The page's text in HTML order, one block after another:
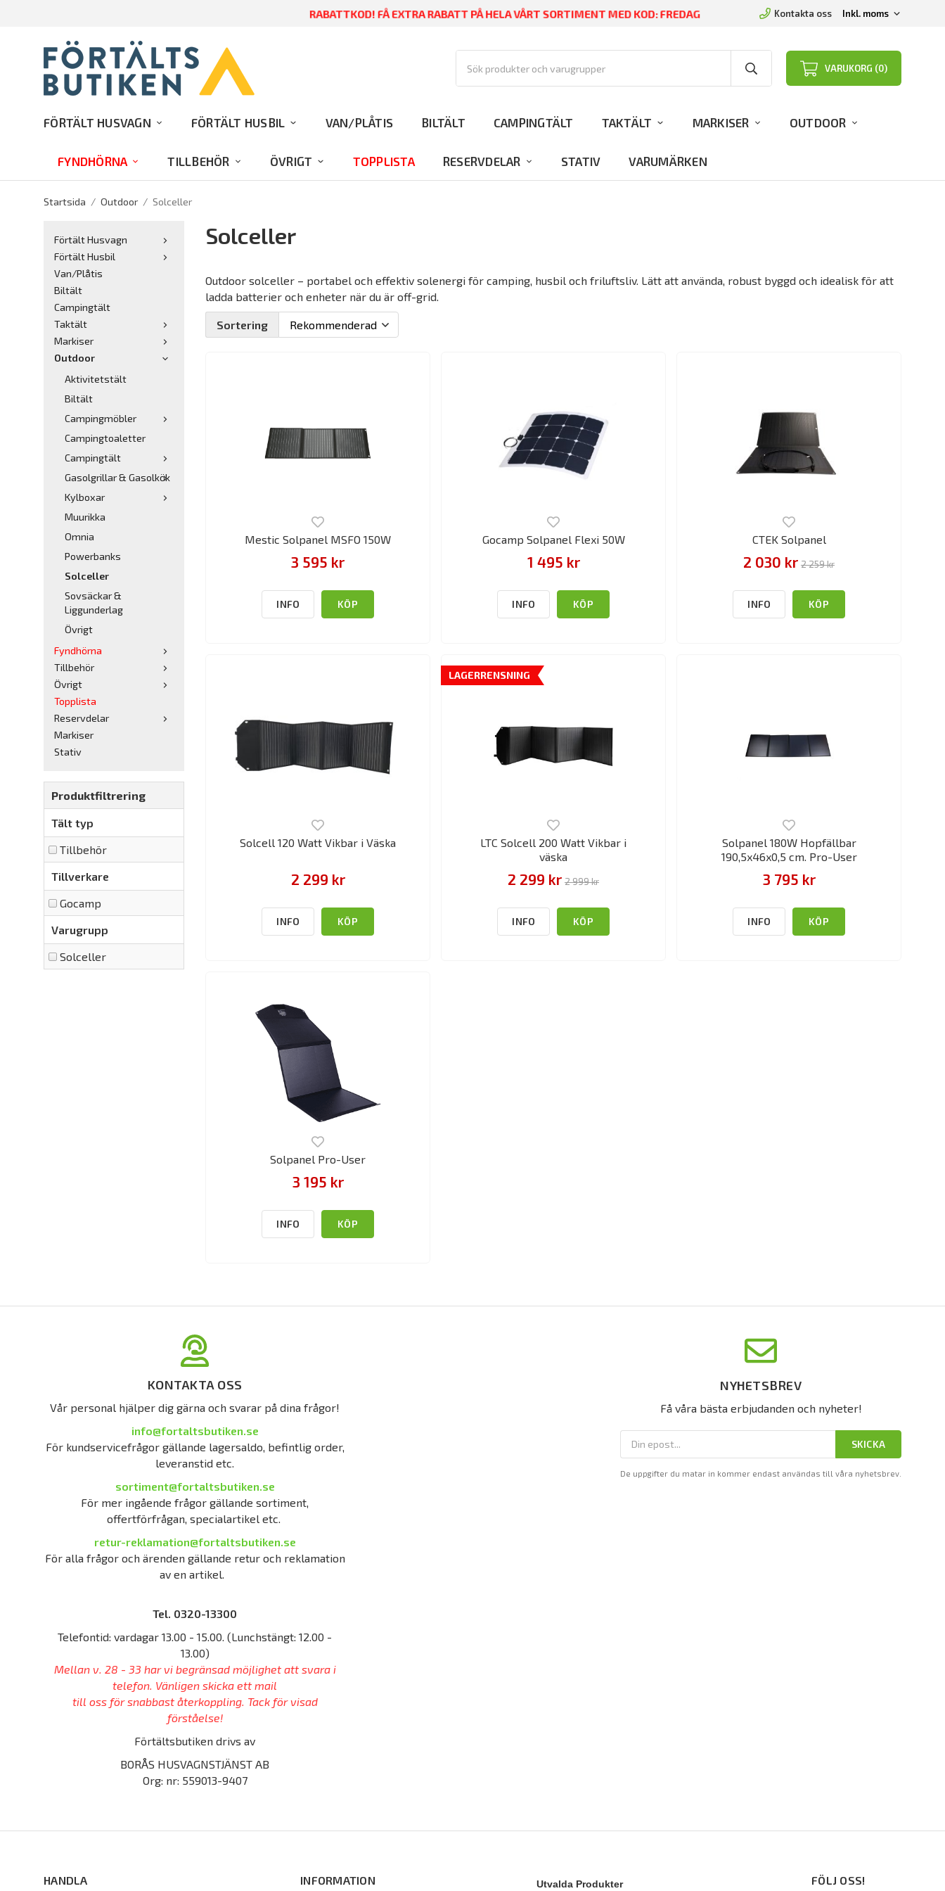
RABATTKOD! FÅ EXTRA RABATT PÅ HELA VÅRT SORTIMENT MED KOD: FREDAG Kontakta oss
VARUKORG (0)
FÖRTÄLT HUSVAGN FÖRTÄLT HUSBIL VAN/PLÅTIS BILTÄLT CAMPINGTÄLT TAKTÄLT MARKISER OUTDOOR
FYNDHÖRNA TILLBEHÖR ÖVRIGT TOPPLISTA RESERVDELAR STATIV VARUMÄRKEN
Startsida / Outdoor / Solceller
Förtält Husvagn
Förtält Husbil
Van/Plåtis
Biltält
Campingtält
Taktält
Markiser
Outdoor
Aktivitetstält
Biltält
Campingmöbler
Campingtoaletter
Campingtält
Gasolgrillar & Gasolkök
Kylboxar
Muurikka
Omnia
Powerbanks
Solceller
Sovsäckar &
Liggunderlag
Övrigt
Fyndhörna
Tillbehör
Övrigt
Topplista
Reservdelar
Markiser
Stativ
Produktfiltrering
Tält typ
Tillbehör
Tillverkare
Gocamp
Varugrupp
Solceller
Solceller
Outdoor solceller – portabel och effektiv solenergi för camping, husbil och friluftsliv. Lätt att använda, robust byggd och idealisk för att
ladda batterier och enheter när du är off-grid.
Sortering
Mestic Solpanel MSFO 150W
3 595 kr
INFO KÖP
Gocamp Solpanel Flexi 50W
1 495 kr
INFO KÖP
CTEK Solpanel
2 030 kr 2 259 kr
INFO KÖP
Solcell 120 Watt Vikbar i Väska
2 299 kr
INFO KÖP
LAGERRENSNING
LTC Solcell 200 Watt Vikbar i
väska
2 299 kr 2 999 kr
INFO KÖP
Solpanel 180W Hopfällbar
190,5x46x0,5 cm. Pro-User
3 795 kr
INFO KÖP
Solpanel Pro-User
3 195 kr
INFO KÖP
KONTAKTA OSS
Vår personal hjälper dig gärna och svarar på dina frågor!
info@fortaltsbutiken.se
För kundservicefrågor gällande lagersaldo, befintlig order,
leveranstid etc.
sortiment@fortaltsbutiken.se
För mer ingående frågor gällande sortiment,
offertförfrågan, specialartikel etc.
retur-reklamation@fortaltsbutiken.se
För alla frågor och ärenden gällande retur och reklamation
av en artikel.
Tel. 0320-13300
Telefontid: vardagar 13.00 - 15.00. (Lunchstängt: 12.00 -
13.00)
Mellan v. 28 - 33 har vi begränsad möjlighet att svara i
telefon. Vänligen skicka ett mail
till oss för snabbast återkoppling. Tack för visad
förståelse!
Förtältsbutiken drivs av
BORÅS HUSVAGNSTJÄNST AB
Org: nr: 559013-9407
NYHETSBREV
Få våra bästa erbjudanden och nyheter!
SKICKA
De uppgifter du matar in kommer endast användas till våra nyhetsbrev.
HANDLA INFORMATION Utvalda Produkter FÖLJ OSS!